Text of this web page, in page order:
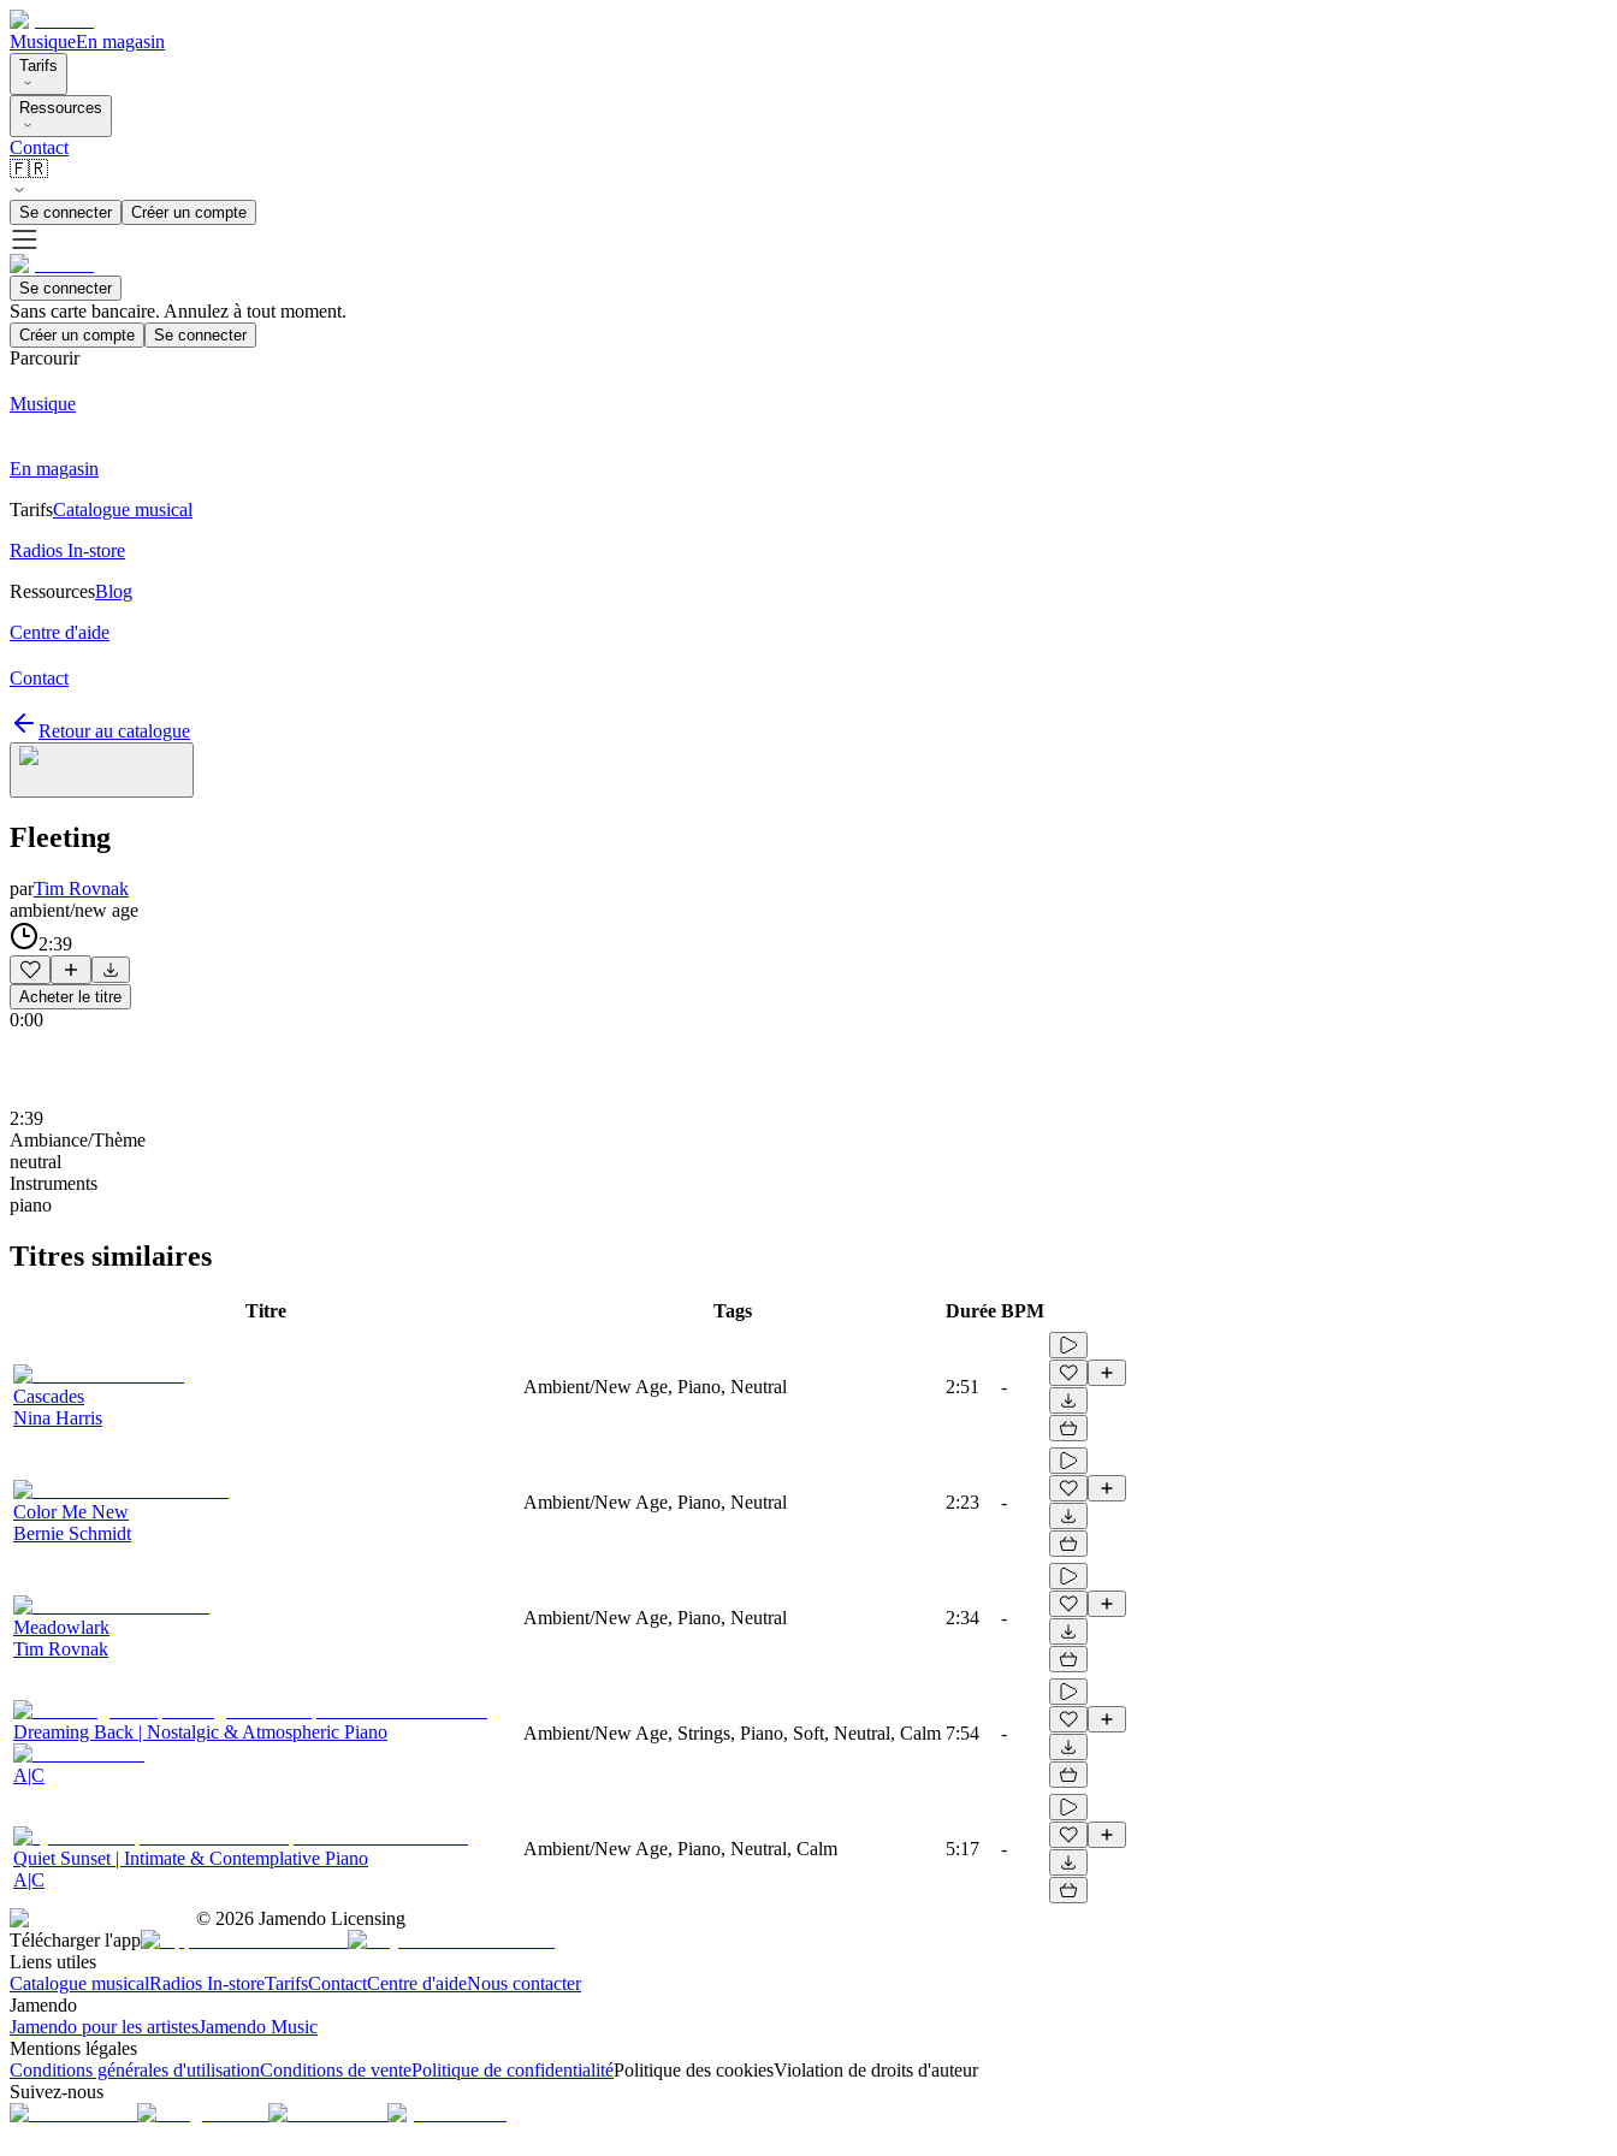
MusiqueEn magasin
Tarifs
Ressources
Contact
🇫🇷
Se connecter Créer un compte
Se connecter
Sans carte bancaire. Annulez à tout moment.
Créer un compte Se connecter
Parcourir
Musique
En magasin
TarifsCatalogue musical
Radios In-store
RessourcesBlog
Centre d'aide
Contact
Retour au catalogue
Fleeting
parTim Rovnak
ambient/new age
2:39
Acheter le titre
0:00
2:39
Ambiance/Thème
neutral
Instruments
piano
Titres similaires
Titre Tags Durée BPM
Cascades
Nina Harris
Ambient/New Age, Piano, Neutral 2:51 -
Color Me New
Bernie Schmidt
Ambient/New Age, Piano, Neutral 2:23 -
Meadowlark
Tim Rovnak
Ambient/New Age, Piano, Neutral 2:34 -
Dreaming Back | Nostalgic & Atmospheric Piano
A|C
Ambient/New Age, Strings, Piano, Soft, Neutral, Calm 7:54 -
Quiet Sunset | Intimate & Contemplative Piano
A|C
Ambient/New Age, Piano, Neutral, Calm 5:17 -
© 2026 Jamendo Licensing
Télécharger l'app
Liens utiles
Catalogue musicalRadios In-storeTarifsContactCentre d'aideNous contacter
Jamendo
Jamendo pour les artistesJamendo Music
Mentions légales
Conditions générales d'utilisationConditions de ventePolitique de confidentialitéPolitique des cookiesViolation de droits d'auteur
Suivez-nous